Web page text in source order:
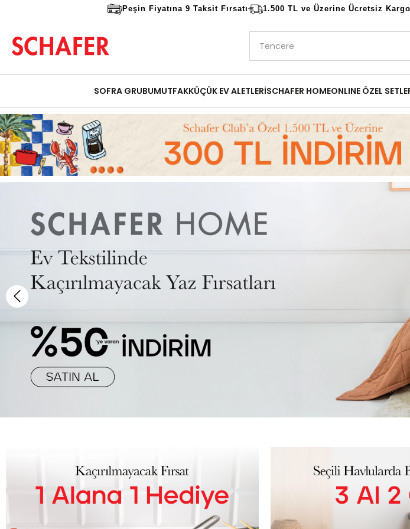
Peşin Fiyatına 9 Taksit Fırsatı 1.500 TL ve Üzerine Ücretsiz Kargo
SOFRA GRUBUMUTFAKKÜÇÜK EV ALETLERİSCHAFER HOMEONLINE ÖZEL